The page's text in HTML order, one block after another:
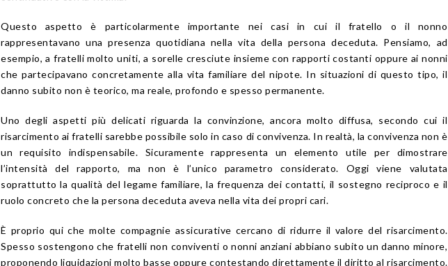
Questo aspetto è particolarmente importante nei casi in cui il fratello o il nonno
rappresentavano una presenza quotidiana nella vita della persona deceduta. Pensiamo, ad
esempio, a fratelli molto uniti, a sorelle cresciute insieme con rapporti costanti oppure ai nonni
che partecipavano concretamente alla vita familiare del nipote. In situazioni di questo tipo, il
danno subito non è teorico, ma reale, profondo e spesso permanente.
Uno degli aspetti più delicati riguarda la convinzione, ancora molto diffusa, secondo cui il
risarcimento ai fratelli sarebbe possibile solo in caso di convivenza. In realtà, la convivenza non è
un requisito indispensabile. Sicuramente rappresenta un elemento utile per dimostrare
l’intensità del rapporto, ma non è l’unico parametro considerato. Oggi viene valutata
soprattutto la qualità del legame familiare, la frequenza dei contatti, il sostegno reciproco e il
ruolo concreto che la persona deceduta aveva nella vita dei propri cari.
È proprio qui che molte compagnie assicurative cercano di ridurre il valore del risarcimento.
Spesso sostengono che fratelli non conviventi o nonni anziani abbiano subito un danno minore,
proponendo liquidazioni molto basse oppure contestando direttamente il diritto al risarcimento.